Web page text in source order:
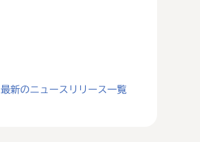
最新のニュースリリース一覧